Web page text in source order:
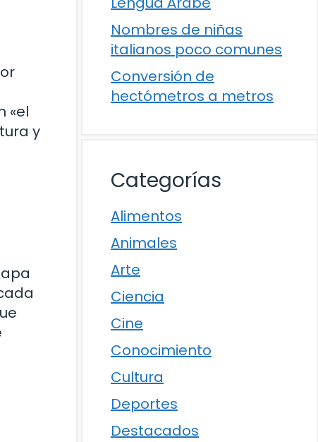
«el
y
Nombres de niñas
italianos poco comunes
Conversión de
hectómetros a metros
Categorías
Alimentos
Animales
Arte
Ciencia
Cine
Conocimiento
Cultura
Deportes
Destacados